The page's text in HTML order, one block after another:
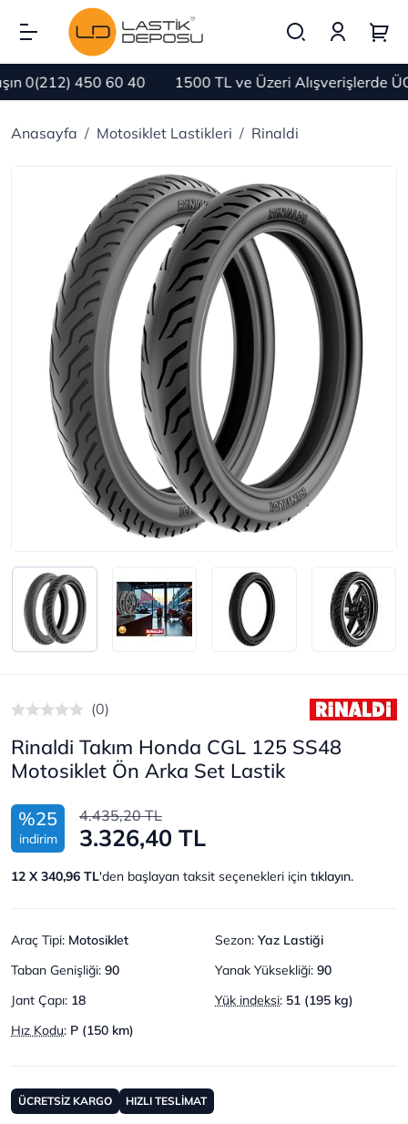
0(212) 450 60 40 1500 TL ve Üzeri Alışverişlerde
Anasayfa Motosiklet Lastikleri Rinaldi
(0)
Rinaldi Takım Honda CGL 125 SS48
Motosiklet Ön Arka Set Lastik
%25
indirim
4.435,20 TL
3.326,40 TL
12 X 340,96 TL'den başlayan taksit seçenekleri için tıklayın.
Araç Tipi: Motosiklet Sezon: Yaz Lastiği
Taban Genişliği: 90 Yanak Yüksekliği: 90
Jant Çapı: 18 Yük indeksi: 51 (195 kg)
Hız Kodu: P (150 km)
ÜCRETSİZ KARGO HIZLI TESLİMAT